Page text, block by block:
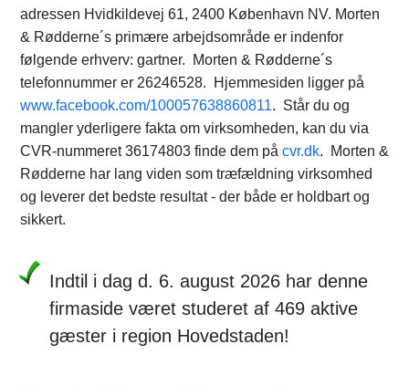
adressen Hvidkildevej 61, 2400 København NV. Morten
& Rødderne´s primære arbejdsområde er indenfor
følgende erhverv: gartner. Morten & Rødderne´s
telefonnummer er 26246528. Hjemmesiden ligger på
www.facebook.com/100057638860811. Står du og
mangler yderligere fakta om virksomheden, kan du via
CVR-nummeret 36174803 finde dem på cvr.dk. Morten &
Rødderne har lang viden som træfældning virksomhed
og leverer det bedste resultat - der både er holdbart og
sikkert.
Indtil i dag d. 6. august 2026 har denne
firmaside været studeret af 469 aktive
gæster i region Hovedstaden!